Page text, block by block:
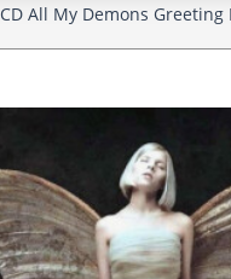
CD All My Demons Greeting